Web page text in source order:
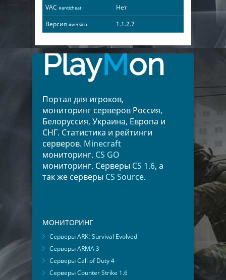
VAC #anticheat
Нет
Версия #version 1.1.2.7
PlayMon
Портал для игроков,
мониторинг серверов Россия,
Белоруссия, Украина, Европа и
СНГ. Статистика и рейтинги
серверов. Minecraft
мониторинг. CS GO
мониторинг. Серверы CS 1.6, а
так же серверы CS Source.
МОНИТОРИНГ
Серверы ARK: Survival Evolved
Серверы ARMA 3
Серверы Call of Duty 4
Серверы Counter Strike 1.6